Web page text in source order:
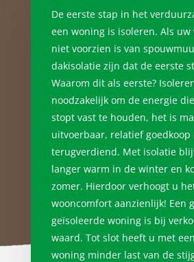
De eerste stap in het
een woning is isoleren. Als uw
niet voorzien is van
dakisolatie zijn dat de eerste
Waarom dit als eerste?
noodzakelijk om de energie
stopt vast te houden, het is
uitvoerbaar, relatief goedkoop
terugverdiend. Met isolatie
langer warm in de winter en
zomer. Hierdoor verhoogt u
wooncomfort aanzienlijk! Een
geïsoleerde woning is bij
waard. Tot slot heeft u met
woning minder last van de